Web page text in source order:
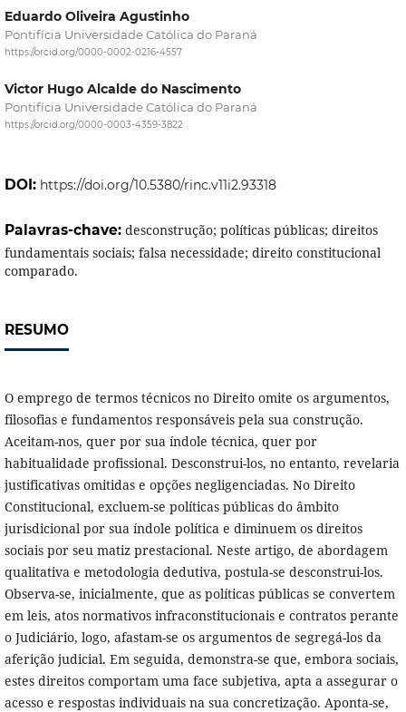
Eduardo Oliveira Agustinho
Pontifícia Universidade Católica do Paraná
https://orcid.org/0000-0002-0216-4557
Victor Hugo Alcalde do Nascimento
Pontifícia Universidade Católica do Paraná
https://orcid.org/0000-0003-4359-3822
DOI: https://doi.org/10.5380/rinc.v11i2.93318
Palavras-chave: desconstrução; políticas públicas; direitos
fundamentais sociais; falsa necessidade; direito constitucional
comparado.
RESUMO
O emprego de termos técnicos no Direito omite os argumentos,
filosofias e fundamentos responsáveis pela sua construção.
Aceitam-nos, quer por sua índole técnica, quer por
habitualidade profissional. Desconstrui-los, no entanto, revelaria
justificativas omitidas e opções negligenciadas. No Direito
Constitucional, excluem-se políticas públicas do âmbito
jurisdicional por sua índole política e diminuem os direitos
sociais por seu matiz prestacional. Neste artigo, de abordagem
qualitativa e metodologia dedutiva, postula-se desconstrui-los.
Observa-se, inicialmente, que as políticas públicas se convertem
em leis, atos normativos infraconstitucionais e contratos perante
o Judiciário, logo, afastam-se os argumentos de segregá-los da
aferição judicial. Em seguida, demonstra-se que, embora sociais,
estes direitos comportam uma face subjetiva, apta a assegurar o
acesso e respostas individuais na sua concretização. Aponta-se,